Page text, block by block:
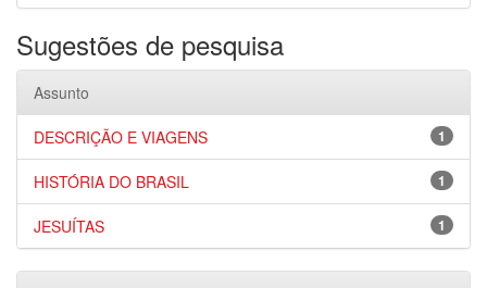
Sugestões de pesquisa
Assunto
1
DESCRIÇÃO E VIAGENS
1
HISTÓRIA DO BRASIL
1
JESUÍTAS